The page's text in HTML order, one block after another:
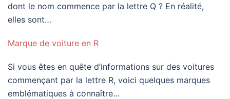
dont le nom commence par la lettre Q ? En réalité,
elles sont…
Marque de voiture en R
Si vous êtes en quête d’informations sur des voitures
commençant par la lettre R, voici quelques marques
emblématiques à connaître…